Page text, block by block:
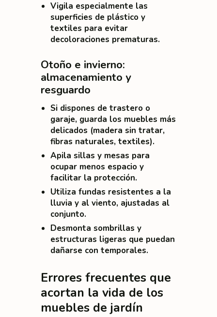
Vigila especialmente las
superficies de plástico y
textiles para evitar
decoloraciones prematuras.
Otoño e invierno:
almacenamiento y
resguardo
Si dispones de trastero o
garaje, guarda los muebles más
delicados (madera sin tratar,
fibras naturales, textiles).
Apila sillas y mesas para
ocupar menos espacio y
facilitar la protección.
Utiliza fundas resistentes a la
lluvia y al viento, ajustadas al
conjunto.
Desmonta sombrillas y
estructuras ligeras que puedan
dañarse con temporales.
Errores frecuentes que
acortan la vida de los
muebles de jardín